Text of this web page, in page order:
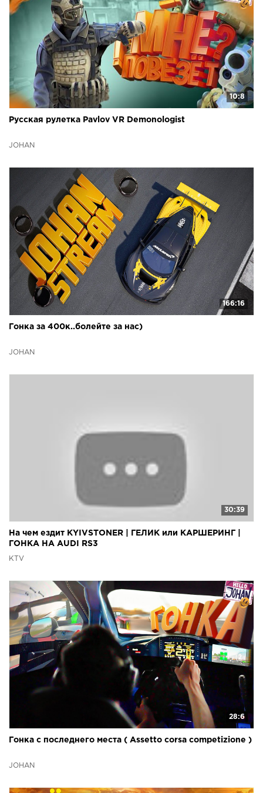
10:8
Русская рулетка Pavlov VR Demonologist
JOHAN
166:16
Гонка за 400к..болейте за нас)
JOHAN
30:39
На чем ездит KYIVSTONER | ГЕЛИК или КАРШЕРИНГ |
ГОНКА НА AUDI RS3
KTV
28:6
Гонка с последнего места ( Assetto corsa competizione )
JOHAN